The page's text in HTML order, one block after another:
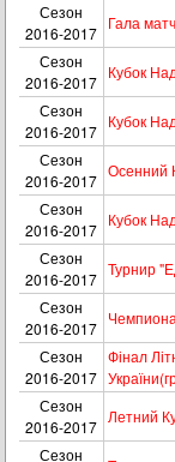
Сезон
2016-2017
Гала
Сезон
2016-2017
Кубок
Сезон
2016-2017
Кубок
Сезон
2016-2017
Осенний
Сезон
2016-2017
Кубок
Сезон
2016-2017
Турнир
Сезон
2016-2017
Сезон
2016-2017
Фінал
Сезон
2016-2017
Летний
Сезон